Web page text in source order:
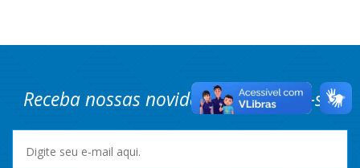
Receba nossas novidades! Cadastre-se.